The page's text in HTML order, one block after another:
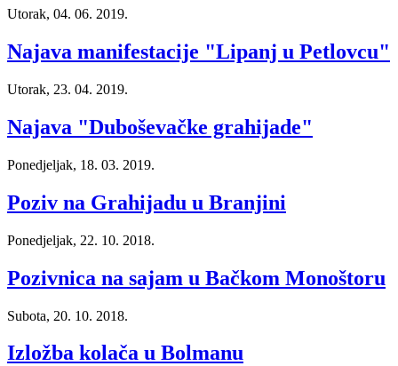
Utorak, 04. 06. 2019.
Najava manifestacije "Lipanj u Petlovcu"
Utorak, 23. 04. 2019.
Najava "Duboševačke grahijade"
Ponedjeljak, 18. 03. 2019.
Poziv na Grahijadu u Branjini
Ponedjeljak, 22. 10. 2018.
Pozivnica na sajam u Bačkom Monoštoru
Subota, 20. 10. 2018.
Izložba kolača u Bolmanu